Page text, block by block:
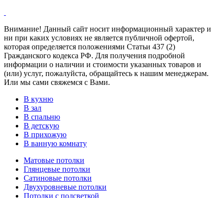
Внимание! Данный сайт носит информационный характер и
ни при каких условиях не является публичной офертой,
которая определяется положениями Статьи 437 (2)
Гражданского кодекса РФ. Для получения подробной
информации о наличии и стоимости указанных товаров и
(или) услуг, пожалуйста, обращайтесь к нашим менеджерам.
Или мы сами свяжемся с Вами.
В кухню
В зал
В спальню
В детскую
В прихожую
В ванную комнату
Матовые потолки
Глянцевые потолки
Сатиновые потолки
Двухуровневые потолки
Потолки с подсветкой